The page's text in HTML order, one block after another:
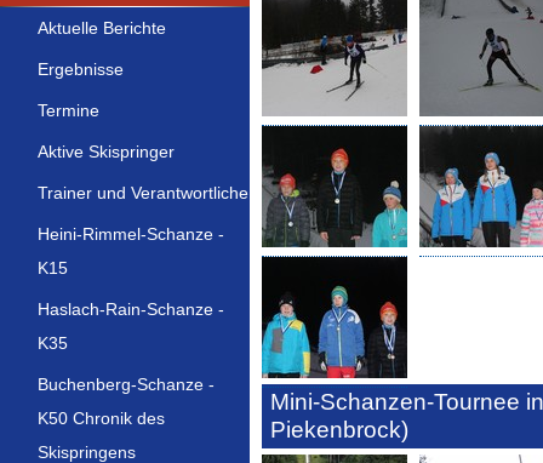
Aktuelle Berichte
Ergebnisse
Termine
Aktive Skispringer
Trainer und Verantwortliche
Heini-Rimmel-Schanze -
K15
Haslach-Rain-Schanze -
K35
Buchenberg-Schanze -
K50 Chronik des
Skispringens
Mini-Schanzen-Tournee
Piekenbrock)